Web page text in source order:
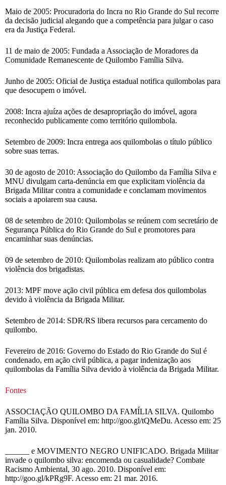
Maio de 2005: Procuradoria do Incra no Rio Grande do Sul recorre
da decisão judicial alegando que a competência para julgar o caso
era da Justiça Federal.
11 de maio de 2005: Fundada a Associação de Moradores da
Comunidade Remanescente de Quilombo Família Silva.
Junho de 2005: Oficial de Justiça estadual notifica quilombolas para
que desocupem o imóvel.
2008: Incra ajuíza ações de desapropriação do imóvel, agora
reconhecido publicamente como território quilombola.
Setembro de 2009: Incra entrega aos quilombolas o título público
sobre suas terras.
30 de agosto de 2010: Associação do Quilombo da Família Silva e
MNU divulgam carta-denúncia em que explicitam violência da
Brigada Militar contra a comunidade e conclamam movimentos
sociais a apoiarem sua causa.
08 de setembro de 2010: Quilombolas se reúnem com secretário de
Segurança Pública do Rio Grande do Sul e promotores para
encaminhar suas denúncias.
09 de setembro de 2010: Quilombolas realizam ato público contra
violência dos brigadistas.
2013: MPF move ação civil pública em defesa dos quilombolas
devido à violência da Brigada Militar.
Setembro de 2014: SDR/RS libera recursos para cercamento do
quilombo.
Fevereiro de 2016: Governo do Estado do Rio Grande do Sul é
condenado, em ação civil pública, a pagar indenização aos
quilombolas da Família Silva devido à violência da Brigada Militar.
Fontes
ASSOCIAÇÃO QUILOMBO DA FAMÍLIA SILVA. Quilombo
Família Silva. Disponível em: http://goo.gl/tQMeDu. Acesso em: 25
jan. 2010.
______ e MOVIMENTO NEGRO UNIFICADO. Brigada Militar
invade o quilombo silva: encomenda ou casualidade? Combate
Racismo Ambiental, 30 ago. 2010. Disponível em:
http://goo.gl/kPRg9F. Acesso em: 21 mar. 2016.